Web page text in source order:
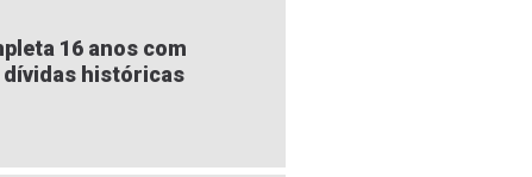
16 anos com
dívidas históricas